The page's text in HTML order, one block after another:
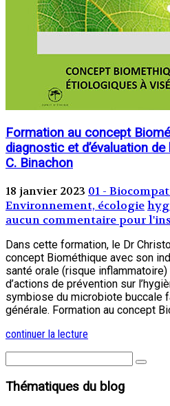
Formation au concept
diagnostic et d’évaluation
C. Binachon
18 janvier 2023 01 -
Environnement, écologie
aucun commentaire pour
Dans cette formation, le Dr
concept Biométhique avec son
santé orale (risque
d’actions de prévention sur
symbiose du microbiote buccale
générale. Formation au concept
continuer la lecture
Thématiques du blog